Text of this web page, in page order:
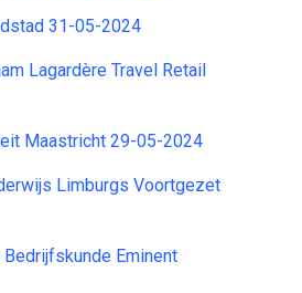
31-05-2024
Lagardère Travel Retail
Maastricht 29-05-2024
Limburgs Voortgezet
Eminent